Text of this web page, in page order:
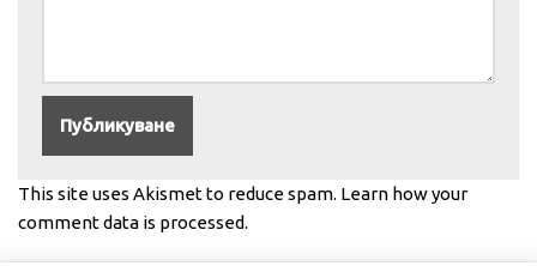
This site uses Akismet to reduce spam. Learn how your
comment data is processed.